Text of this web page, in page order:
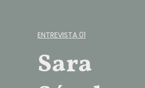
ENTREVISTA 01
Sara